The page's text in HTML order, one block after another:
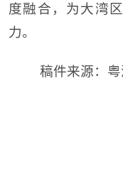
度融合，为大湾
力。
稿件来源：粤